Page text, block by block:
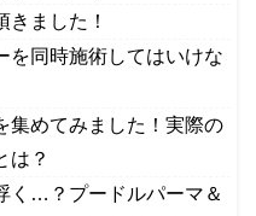
ました！
を同時施術してはいけな
集めてみました！実際の
は？
く…？プードルパーマ＆